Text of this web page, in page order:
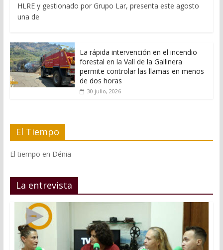
HLRE y gestionado por Grupo Lar, presenta este agosto
una de
La rápida intervención en el incendio
forestal en la Vall de la Gallinera
permite controlar las llamas en menos
de dos horas
30 julio, 2026
El Tiempo
El tiempo en Dénia
La entrevista